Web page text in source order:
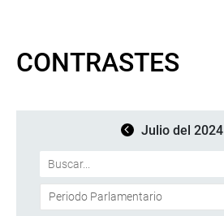
CONTRASTES
Julio del 2024